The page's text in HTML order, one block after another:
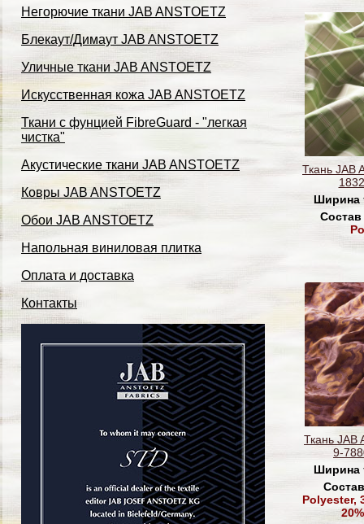
Негорючие ткани JAB ANSTOETZ
Блекаут/Димаут JAB ANSTOETZ
Уличные ткани JAB ANSTOETZ
Искусственная кожа JAB ANSTOETZ
Ткани с фунцией FibreGuard - "легкая
чистка"
Акустические ткани JAB ANSTOETZ
Ковры JAB ANSTOETZ
Обои JAB ANSTOETZ
Напольная виниловая плитка
Оплата и доставка
Контакты
Ткань JAB
Ширина
Ткань JAB
9-
Ширина
Polyester,